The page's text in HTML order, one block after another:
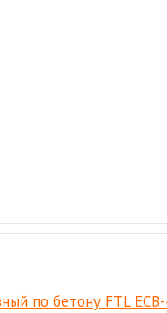
по бетону FTL